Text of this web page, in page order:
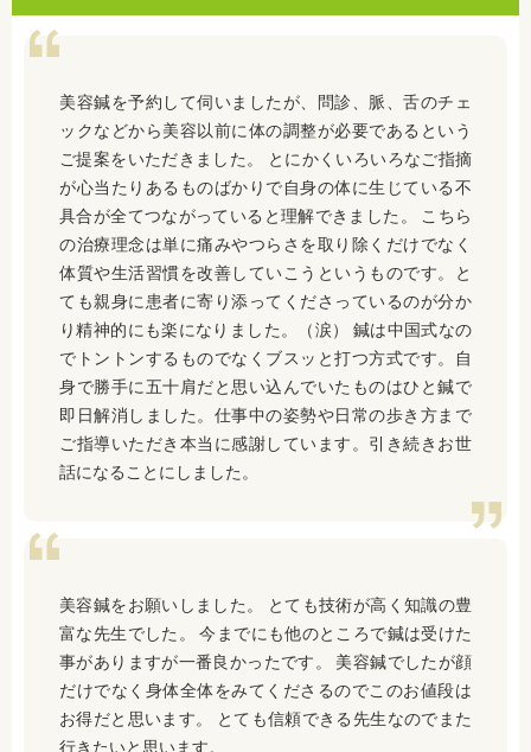
美容鍼を予約して伺いましたが、問診、脈、舌のチェ
ックなどから美容以前に体の調整が必要であるという
ご提案をいただきました。 とにかくいろいろなご指摘
が心当たりあるものばかりで自身の体に生じている不
具合が全てつながっていると理解できました。 こちら
の治療理念は単に痛みやつらさを取り除くだけでなく
体質や生活習慣を改善していこうというものです。と
ても親身に患者に寄り添ってくださっているのが分か
り精神的にも楽になりました。（涙） 鍼は中国式なの
でトントンするものでなくブスッと打つ方式です。自
身で勝手に五十肩だと思い込んでいたものはひと鍼で
即日解消しました。仕事中の姿勢や日常の歩き方まで
ご指導いただき本当に感謝しています。引き続きお世
話になることにしました。
美容鍼をお願いしました。 とても技術が高く知識の豊
富な先生でした。 今までにも他のところで鍼は受けた
事がありますが一番良かったです。 美容鍼でしたが顔
だけでなく身体全体をみてくださるのでこのお値段は
お得だと思います。 とても信頼できる先生なのでまた
行きたいと思います。